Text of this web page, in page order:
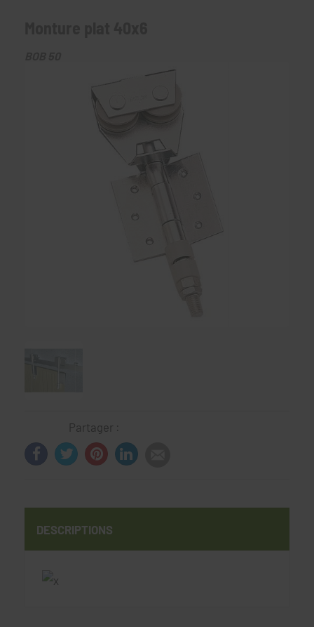
Partager :
DESCRIPTIONS